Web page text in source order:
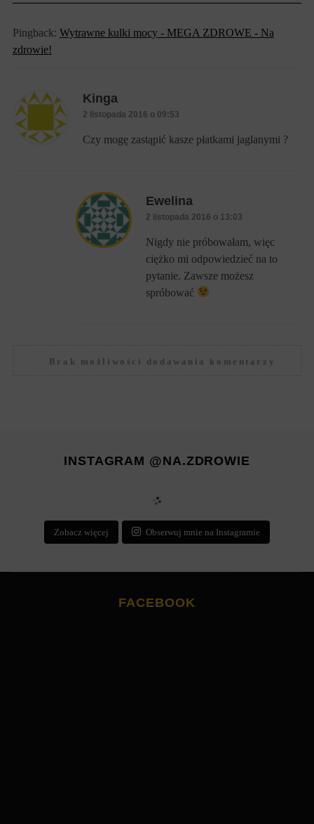
Pingback: Wytrawne kulki mocy - MEGA ZDROWE - Na
zdrowie!
Kinga
2 listopada 2016 o 09:53
Czy mogę zastąpić kasze płatkami jaglanymi ?
Ewelina
2 listopada 2016 o 13:03
Nigdy nie próbowałam, więc
ciężko mi odpowiedzieć na to
pytanie. Zawsze możesz
spróbować
Brak możliwości dodawania komentarzy
INSTAGRAM @NA.ZDROWIE
Zobacz więcej Obserwuj mnie na Instagramie
FACEBOOK